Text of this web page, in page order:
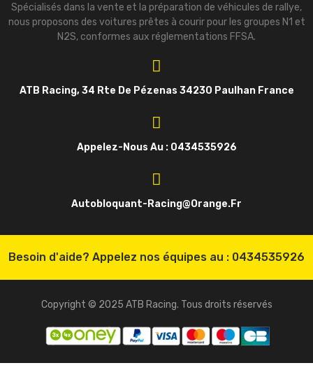
Spécialisés dans la vente et la préparation de véhicules de rallye,
nous proposons des voitures prêtes à courir pour les groupes N1 et
N2S, conformes aux réglementations FFSA.
ATB Racing, 34 Rte De Pézenas 34230 Paulhan France
Appelez-Nous Au : 0434535926
Autobloquant-Racing@orange.fr
Besoin d'aide? Appelez nos équipes au : 0434535926
Copyright © 2025 ATB Racing. Tous droits réservés